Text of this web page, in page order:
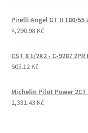
Pirelli Angel GT II 180/55
4,290.98 Kč
CST 8 1/2X2 - C-9287 2PR
605.12 Kč
Michelin Pilot Power 2CT
2,331.43 Kč